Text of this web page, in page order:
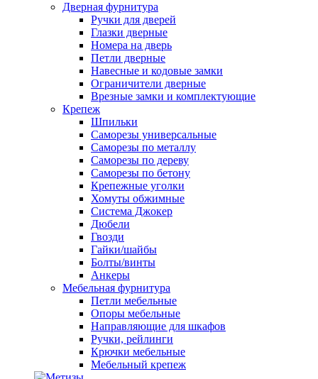
Дверная фурнитура
Ручки для дверей
Глазки дверные
Номера на дверь
Петли дверные
Навесные и кодовые замки
Ограничители дверные
Врезные замки и комплектующие
Крепеж
Шпильки
Саморезы универсальные
Саморезы по металлу
Саморезы по дереву
Саморезы по бетону
Крепежные уголки
Хомуты обжимные
Система Джокер
Дюбели
Гвозди
Гайки/шайбы
Болты/винты
Анкеры
Мебельная фурнитура
Петли мебельные
Опоры мебельные
Направляющие для шкафов
Ручки, рейлинги
Крючки мебельные
Мебельный крепеж